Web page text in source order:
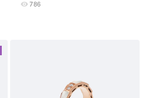
786